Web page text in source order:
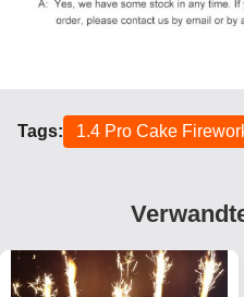
Tags: 1.4 Pro Cake